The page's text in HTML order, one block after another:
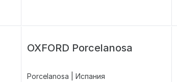
OXFORD Porcelanosa
Porcelanosa | Испания